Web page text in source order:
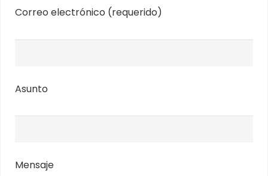
Correo electrónico (requerido)
Asunto
Mensaje